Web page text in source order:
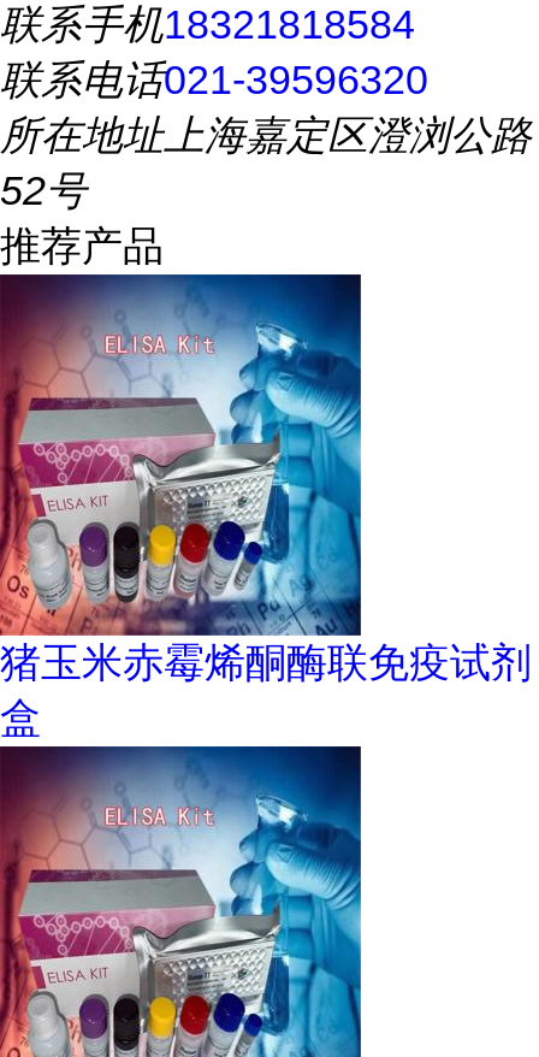
联系手机18321818584
联系电话021-39596320
所在地址上海嘉定区澄浏公路
52号
推荐产品
猪玉米赤霉烯酮酶联免疫试剂
盒